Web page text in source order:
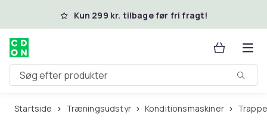
Spring til hovedindhold
Kun 299 kr. tilbage før fri fragt!
Søg efter produkter
Startside Træningsudstyr Konditionsmaskiner